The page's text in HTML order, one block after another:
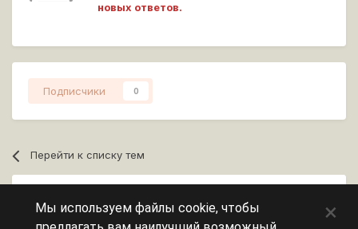
новых ответов.
Подписчики 0
Перейти к списку тем
Мы используем файлы cookie, чтобы
×